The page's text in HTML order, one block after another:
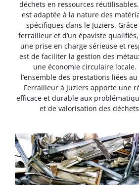
déchets en ressources
est adaptée à la nature des
spécifiques dans le Juziers. Grâce
ferrailleur et d’un épaviste
une prise en charge sérieuse et
est de faciliter la gestion des
une économie circulaire
l’ensemble des prestations liées
Ferrailleur à Juziers apporte une
efficace et durable aux
et de valorisation des